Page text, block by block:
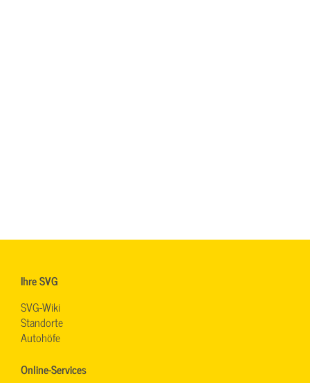
Ihre SVG
SVG-Wiki
Standorte
Autohöfe
Online-Services